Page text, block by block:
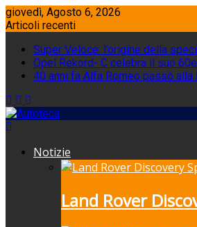
Skip
to
giovedì, Agosto 6, 2026
Articoli recenti
Super Veloce: l’origine della
Opel Rekord- C celebra il suo
40 anni fa Alfa Romeo passò alla
Notizie
Land Rover